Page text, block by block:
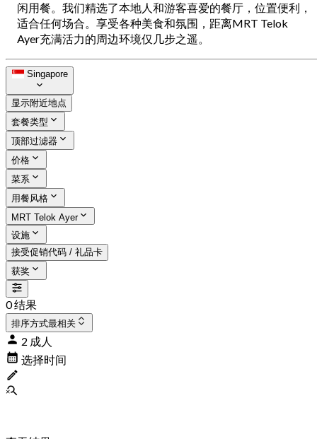
闲用餐。我们精选了本地人和游客喜爱的餐厅，位置便利，
适合任何场合。享受各种美食和氛围，距离MRT Telok
Ayer充满活力的周边环境仅几步之遥。
Singapore
显示附近地点
套餐类型
顶部过滤器
价格
菜系
用餐风格
MRT Telok Ayer
设施
接受促销代码 / 礼品卡
获奖
0 结果
排序方式最相关
2 成人
选择时间